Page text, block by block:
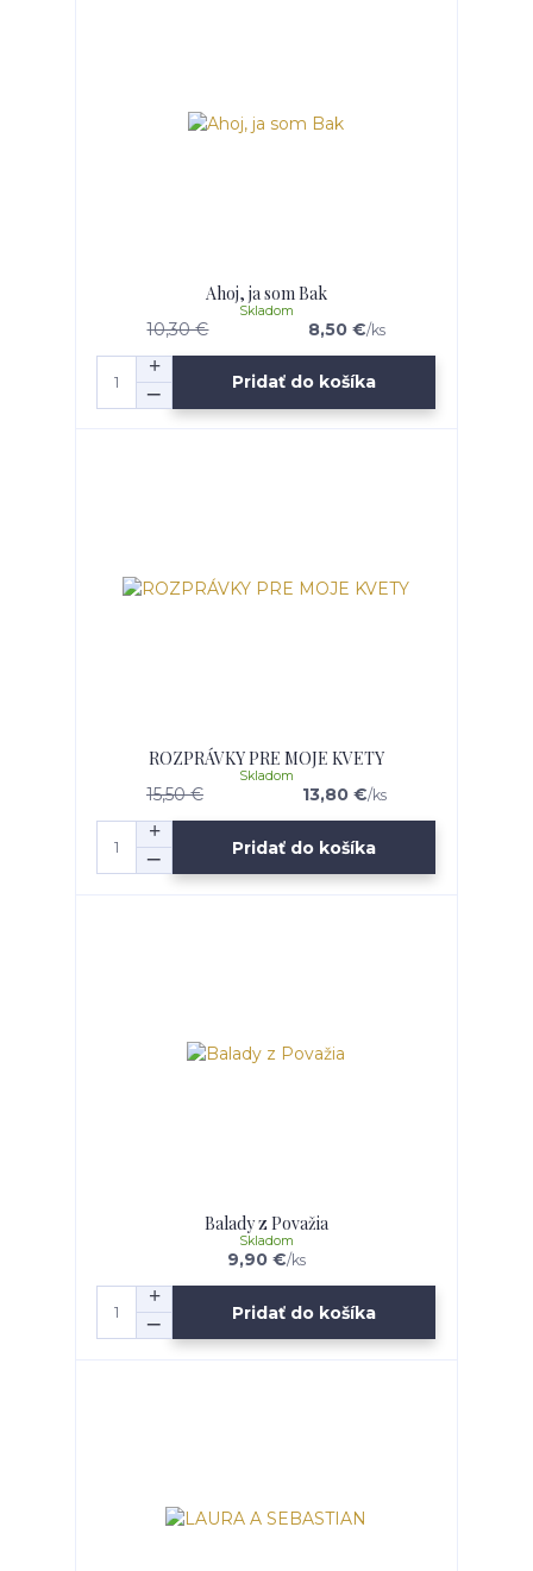
Ahoj, ja som Bak
10,30 € 8,50 €/ks
Skladom
Pridať do košíka
ROZPRÁVKY PRE MOJE KVETY
15,50 € 13,80 €/ks
Skladom
Pridať do košíka
Balady z Považia
9,90 €/ks
Skladom
Pridať do košíka